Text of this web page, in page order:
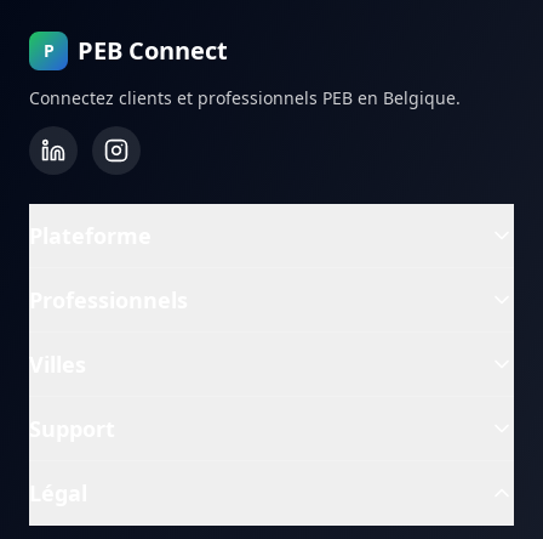
P PEB Connect
Connectez clients et professionnels PEB en Belgique.